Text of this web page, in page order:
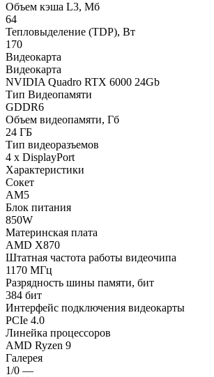
Объем кэша L3, Мб
64
Тепловыделение (TDP), Вт
170
Видеокарта
Видеокарта
NVIDIA Quadro RTX 6000 24Gb
Тип Видеопамяти
GDDR6
Объем видеопамяти, Гб
24 ГБ
Тип видеоразъемов
4 x DisplayPort
Характеристики
Сокет
AM5
Блок питания
850W
Материнская плата
AMD X870
Штатная частота работы видеочипа
1170 МГц
Разрядность шины памяти, бит
384 бит
Интерфейс подключения видеокарты
PCIe 4.0
Линейка процессоров
AMD Ryzen 9
Галерея
1/0 —